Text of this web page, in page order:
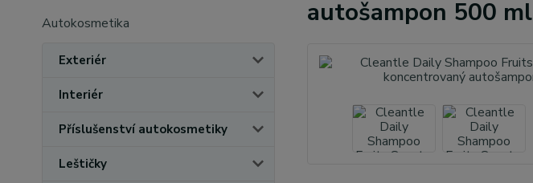
Autokosmetika
Exteriér
Interiér
Příslušenství autokosmetiky
Leštičky
autošampon 500 ml